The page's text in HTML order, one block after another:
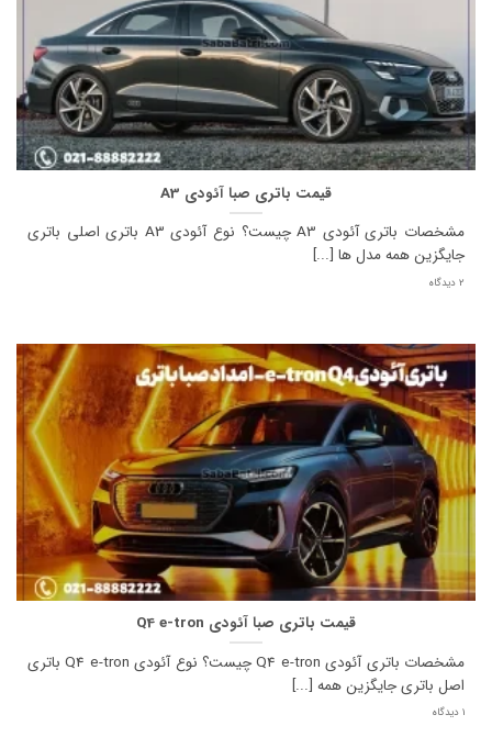
قیمت باتری صبا آئودی A3
مشخصات باتری آئودی A3 چیست؟ نوع آئودی A3 باتری اصلی باتری
جایگزین همه مدل ها [...]
2 دیدگاه
قیمت باتری صبا آئودی Q4 e-tron
مشخصات باتری آئودی Q4 e-tron چیست؟ نوع آئودی Q4 e-tron باتری
اصل باتری جایگزین همه [...]
1 دیدگاه